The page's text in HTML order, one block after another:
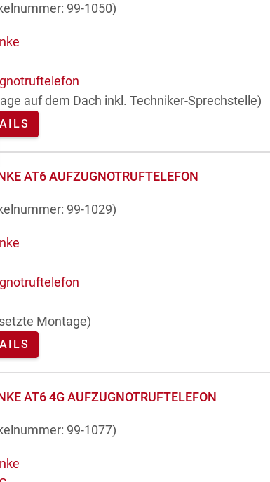
99-1050)
auf dem Dach inkl. Techniker-Sprechstelle)
AT6 AUFZUGNOTRUFTELEFON
99-1029)
Montage)
AT6 4G AUFZUGNOTRUFTELEFON
99-1077)